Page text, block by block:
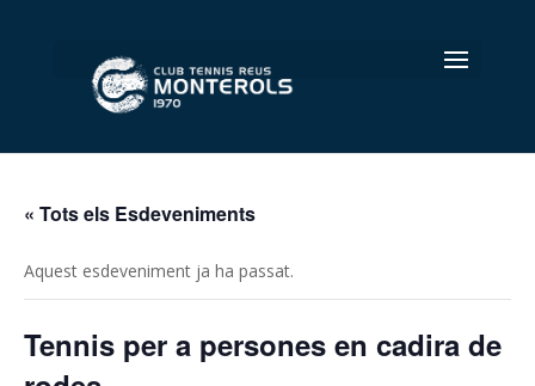
« Tots els Esdeveniments
Aquest esdeveniment ja ha passat.
Tennis per a persones en cadira de